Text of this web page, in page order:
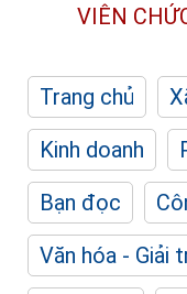
VIÊN
Trang chủ
Kinh doanh
Bạn đọc
Văn hóa - Giải